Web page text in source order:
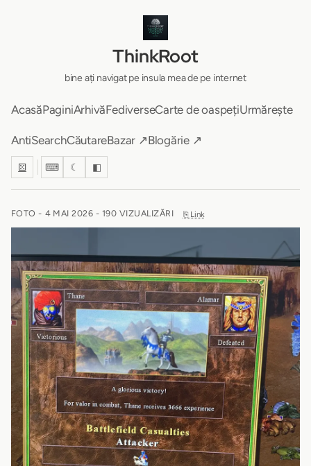
ThinkRoot
bine ați navigat pe insula mea de pe internet
AcasăPaginiArhivăFediverseCarte de oaspețiUrmărește
AntiSearchCăutareBazar ↗Blogărie ↗
⚄ ⌨ ☾ ◧
FOTO - 4 MAI 2026 - 190 VIZUALIZĂRI ⎘ Link